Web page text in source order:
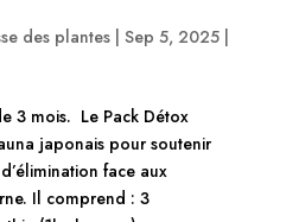
des plantes| Sep 5, 2025|
3 mois. Le Pack Détox
japonais pour soutenir
face aux
Il comprend : 3